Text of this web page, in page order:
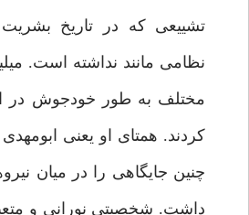
تشییعی که در تاریخ
نظامی‌ مانند نداشته است.
مختلف به طور خودجوش در
کردند. همتای او یعنی ابومهدی
چنین جایگاهی را در میان
داشت. شخصیتی نورانی و